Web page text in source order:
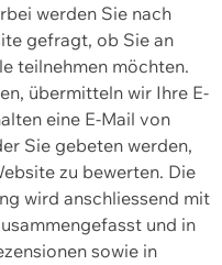
werden Sie nach
gefragt, ob Sie an
teilnehmen möchten.
übermitteln wir Ihre E-
eine E-Mail von
Sie gebeten werden,
zu bewerten. Die
wird anschliessend mit
und in
sowie in